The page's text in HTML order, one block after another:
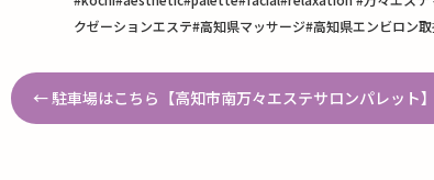
クゼーションエステ#高知県マッサージ#高知県エンビロン
← 駐車場はこちら【高知市南万々エステサロンパレット】